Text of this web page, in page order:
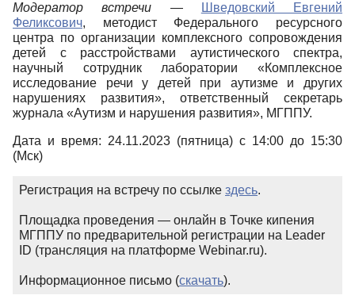
Модератор встречи —
Шведовский Евгений
Феликсович, методист Федерального ресурсного
центра по организации комплексного сопровождения
детей с расстройствами аутистического спектра,
научный сотрудник лаборатории «Комплексное
исследование речи у детей при аутизме и других
нарушениях развития», ответственный секретарь
журнала «Аутизм и нарушения развития», МГППУ.
Дата и время: 24.11.2023 (пятница) с 14:00 до 15:30
(Мск)
Регистрация на встречу по ссылке здесь.
Площадка проведения — онлайн в Точке кипения
МГППУ по предварительной регистрации на Leader
ID (трансляция на платформе Webinar.ru).
Информационное письмо (скачать).